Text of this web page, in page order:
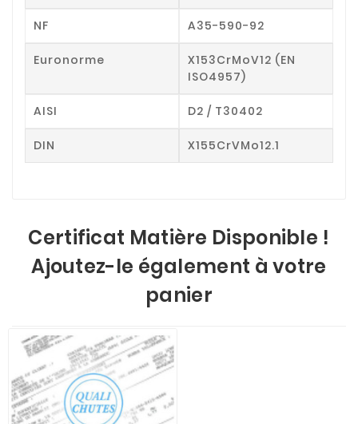
NF A35-590-92
Euronorme
X153CrMoV12 (EN
ISO4957)
AISI D2 / T30402
DIN X155CrVMo12.1
Certificat Matière Disponible !
Ajoutez-le également à votre
panier